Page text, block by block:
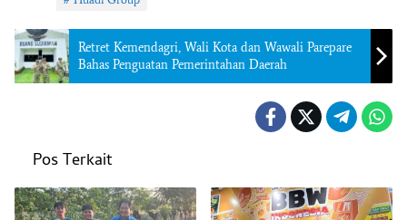
Retret Kemendagri, Wali Kota dan Wawali Parepare
Bahas Penguatan Pemerintahan Daerah
Pos Terkait